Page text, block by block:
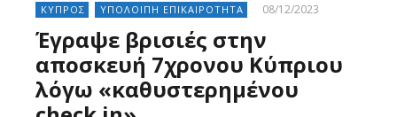
ΚΥΠΡΟΣ ΥΠΟΛΟΙΠΗ ΕΠΙΚΑΙΡΟΤΗΤΑ 08/12/2023
Έγραψε βρισιές στην
αποσκευή 7χρονου Κύπριου
λόγω «καθυστερημένου